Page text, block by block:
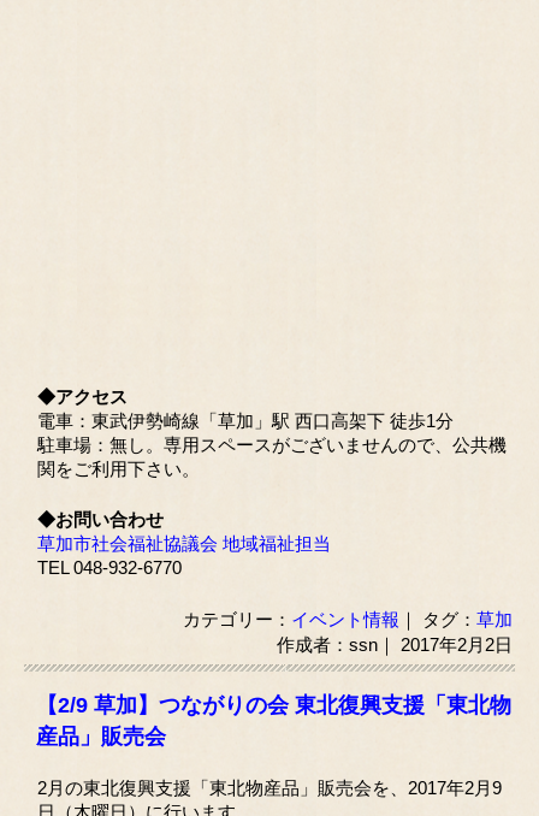
◆アクセス
電車：東武伊勢崎線「草加」駅 西口高架下 徒歩1分
駐車場：無し。専用スペースがございませんので、公共機
関をご利用下さい。
◆お問い合わせ
草加市社会福祉協議会 地域福祉担当
TEL 048-932-6770
カテゴリー： イベント情報 ｜ タグ：草加
作成者：ssn｜ 2017年2月2日
【2/9 草加】つながりの会 東北復興支援「東北物
産品」販売会
2月の東北復興支援「東北物産品」販売会を、2017年2月9
日（木曜日）に行います。